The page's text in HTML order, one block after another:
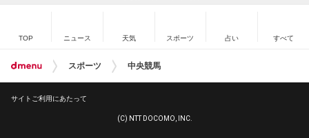
TOP ニュース 天気 スポーツ 占い すべて
スポーツ 中央競馬
サイトご利用にあたって
(C) NTT DOCOMO, INC.